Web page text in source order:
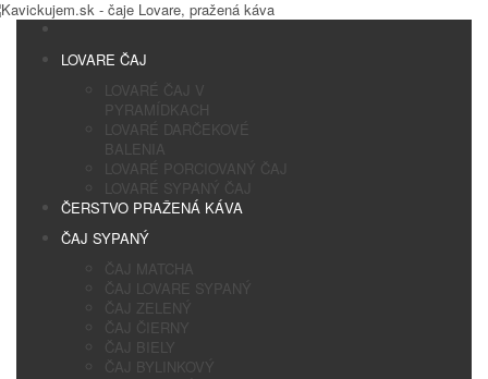
LOVARE ČAJ
LOVARÉ ČAJ V
PYRAMÍDKACH
LOVARÉ DARČEKOVÉ
BALENIA
LOVARÉ PORCIOVANÝ ČAJ
LOVARÉ SYPANÝ ČAJ
ČERSTVO PRAŽENÁ KÁVA
ČAJ SYPANÝ
ČAJ MATCHA
ČAJ LOVARE SYPANÝ
ČAJ ZELENÝ
ČAJ ČIERNY
ČAJ BIELY
ČAJ BYLINKOVÝ